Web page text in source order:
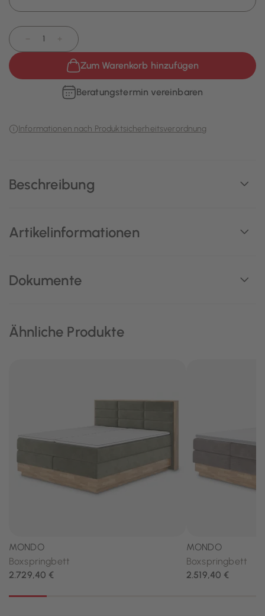
Beschreibung
Artikelinformationen
Dokumente
Zum Warenkorb hinzufügen
Beratungstermin vereinbaren
Informationen nach Produktsicherheitsverordnung